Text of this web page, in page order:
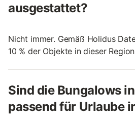
ausgestattet?
Nicht immer. Gemäß Holidus
10 % der Objekte in dieser
Sind die Bungalows
passend für Urlaube